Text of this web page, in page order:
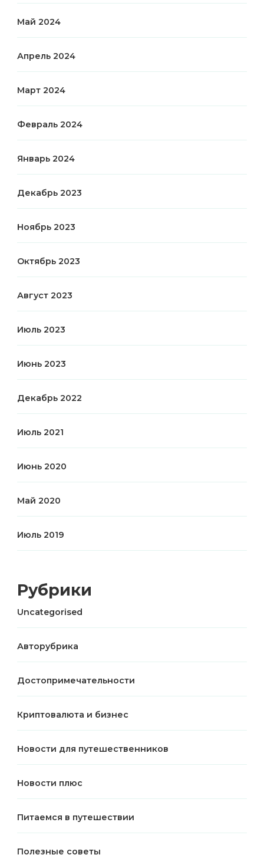
Май 2024
Апрель 2024
Март 2024
Февраль 2024
Январь 2024
Декабрь 2023
Ноябрь 2023
Октябрь 2023
Август 2023
Июль 2023
Июнь 2023
Декабрь 2022
Июль 2021
Июнь 2020
Май 2020
Июль 2019
Рубрики
Uncategorised
Авторубрика
Достопримечательности
Криптовалюта и бизнес
Новости для путешественников
Новости плюс
Питаемся в путешествии
Полезные советы